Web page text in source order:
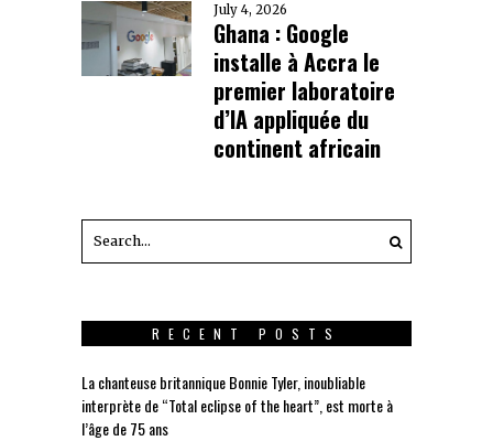
July 4, 2026
Ghana : Google
installe à Accra le
premier laboratoire
d’IA appliquée du
continent africain
RECENT POSTS
La chanteuse britannique Bonnie Tyler, inoubliable
interprète de “Total eclipse of the heart”, est morte à
l’âge de 75 ans